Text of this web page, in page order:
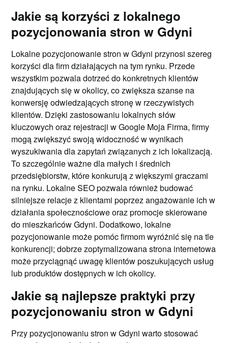
Jakie są korzyści z lokalnego
pozycjonowania stron w Gdyni
Lokalne pozycjonowanie stron w Gdyni przynosi szereg
korzyści dla firm działających na tym rynku. Przede
wszystkim pozwala dotrzeć do konkretnych klientów
znajdujących się w okolicy, co zwiększa szanse na
konwersję odwiedzających stronę w rzeczywistych
klientów. Dzięki zastosowaniu lokalnych słów
kluczowych oraz rejestracji w Google Moja Firma, firmy
mogą zwiększyć swoją widoczność w wynikach
wyszukiwania dla zapytań związanych z ich lokalizacją.
To szczególnie ważne dla małych i średnich
przedsiębiorstw, które konkurują z większymi graczami
na rynku. Lokalne SEO pozwala również budować
silniejsze relacje z klientami poprzez angażowanie ich w
działania społecznościowe oraz promocje skierowane
do mieszkańców Gdyni. Dodatkowo, lokalne
pozycjonowanie może pomóc firmom wyróżnić się na tle
konkurencji; dobrze zoptymalizowana strona internetowa
może przyciągnąć uwagę klientów poszukujących usług
lub produktów dostępnych w ich okolicy.
Jakie są najlepsze praktyki przy
pozycjonowaniu stron w Gdyni
Przy pozycjonowaniu stron w Gdyni warto stosować